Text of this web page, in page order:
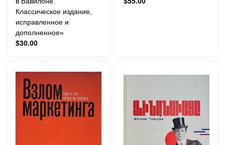
Классическое издание,
исправленное и
дополненное»
$30.00